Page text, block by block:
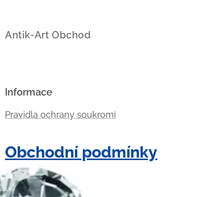
Antik-Art Obchod
Informace
Pravidla ochrany soukromí
Obchodní podmínky